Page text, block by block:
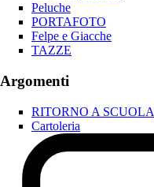
Peluche
PORTAFOTO
Felpe e Giacche
TAZZE
Argomenti
RITORNO A SCUOLA
Cartoleria